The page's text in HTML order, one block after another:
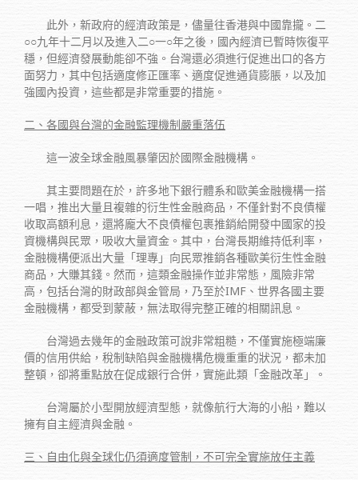
此外，新政府的經濟政策是，儘量往香港與中國靠攏。二
○○九年十二月以及進入二○一○年之後，國內經濟已暫時恢復平
穩，但經濟發展動能卻不強。台灣還必須進行促進出口的各方
面努力，其中包括適度修正匯率、適度促進通貨膨脹，以及加
強國內投資，這些都是非常重要的措施。
二、各國與台灣的金融監理機制嚴重落伍
這一波全球金融風暴肇因於國際金融機構。
其主要問題在於，許多地下銀行體系和歐美金融機構一搭
一唱，推出大量且複雜的衍生性金融商品，不僅針對不良債權
收取高額利息，還將龐大不良債權包裹推銷給開發中國家的投
資機構與民眾，吸收大量資金。其中，台灣長期維持低利率，
金融機構便派出大量「理專」向民眾推銷各種歐美衍生性金融
商品，大賺其錢。然而，這類金融操作並非常態，風險非常
高，包括台灣的財政部與金管局，乃至於IMF、世界各國主要
金融機構，都受到蒙蔽，無法取得完整正確的相關訊息。
台灣過去幾年的金融政策可說非常粗糙，不僅實施極端廉
價的信用供給，稅制缺陷與金融機構危機重重的狀況，都未加
整頓，卻將重點放在促成銀行合併，實施此類「金融改革」。
台灣屬於小型開放經濟型態，就像航行大海的小船，難以
擁有自主經濟與金融。
三、自由化與全球化仍須適度管制，不可完全實施放任主義